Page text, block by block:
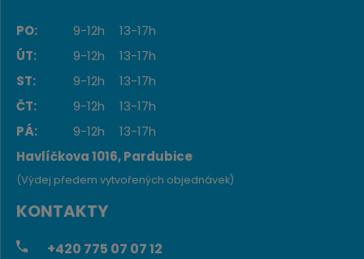
PO: 9-12h
13-17h
ÚT:
9-12h
13-17h
ST:
9-12h
13-17h
ČT:
9-12h
13-17h
PÁ:
9-12h
13-17h
Havlíčkova 1016, Pardubice
KONTAKTY
+420 775 07 07 12
(Výdej předem vytvořených objednávek)